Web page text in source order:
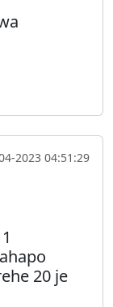
2023 04:51:29
20 je